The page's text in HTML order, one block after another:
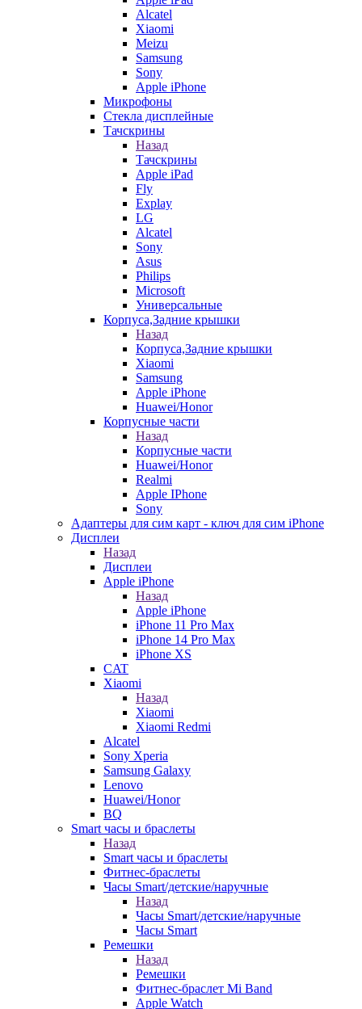
Alcatel
Xiaomi
Meizu
Samsung
Sony
Apple iPhone
Микрофоны
Стекла дисплейные
Тачскрины
Назад
Тачскрины
Apple iPad
Fly
Explay
LG
Alcatel
Sony
Asus
Philips
Microsoft
Универсальные
Корпуса,Задние крышки
Назад
Корпуса,Задние крышки
Xiaomi
Samsung
Apple iPhone
Huawei/Honor
Корпусные части
Назад
Корпусные части
Huawei/Honor
Realmi
Apple IPhone
Sony
Адаптеры для сим карт - ключ для сим iPhone
Дисплеи
Назад
Дисплеи
Apple iPhone
Назад
Apple iPhone
iPhone 11 Pro Max
iPhone 14 Pro Max
iPhone XS
CAT
Xiaomi
Назад
Xiaomi
Xiaomi Redmi
Alcatel
Sony Xperia
Samsung Galaxy
Lenovo
Huawei/Honor
BQ
Smart часы и браслеты
Назад
Smart часы и браслеты
Фитнес-браслеты
Часы Smart/детские/наручные
Назад
Часы Smart/детские/наручные
Часы Smart
Ремешки
Назад
Ремешки
Фитнес-браслет Mi Band
Apple Watch